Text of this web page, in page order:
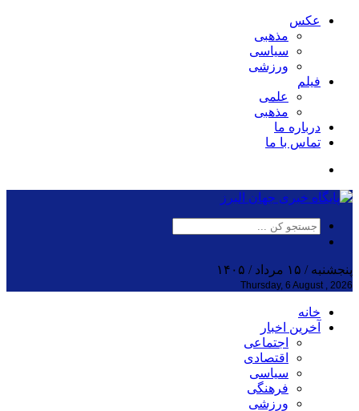
عکس
مذهبی
سیاسی
ورزشی
فیلم
علمی
مذهبی
درباره ما
تماس با ما
پنجشنبه / ۱۵ مرداد / ۱۴۰۵
Thursday, 6 August , 2026
خانه
آخرین اخبار
اجتماعی
اقتصادی
سیاسی
فرهنگی
ورزشی